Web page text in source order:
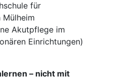
für
Mülheim
Akutpflege im
Einrichtungen)
– nicht mit